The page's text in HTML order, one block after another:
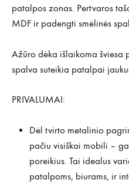
patalpos zonas. Pertvaros
MDF ir padengti smėlinės
Ažūro dėka išlaikoma
spalva suteikia patalpai
PRIVALUMAI:
Dėl tvirto metalinio
pačiu visiškai mobili –
poreikius. Tai idealus
patalpoms, biurams, ir